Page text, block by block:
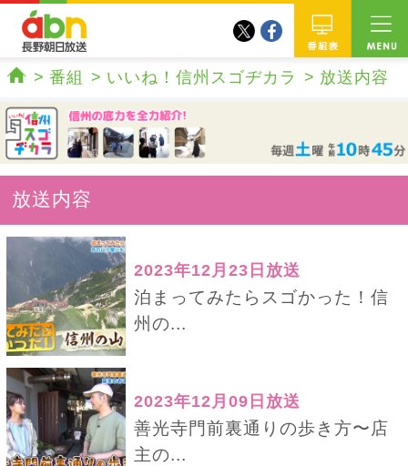
番組
twitterfacebook
番組 いいね！信州スゴヂカラ 放送内容
放送内容
2023年12月23日放送
泊まってみたらスゴかった！信
州の...
2023年12月09日放送
善光寺門前裏通りの歩き方〜店
主の...